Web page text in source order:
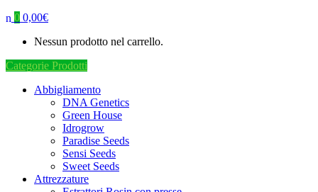
0 0,00€
Nessun prodotto nel carrello.
Categorie Prodotti
Abbigliamento
DNA Genetics
Green House
Idrogrow
Paradise Seeds
Sensi Seeds
Sweet Seeds
Attrezzature